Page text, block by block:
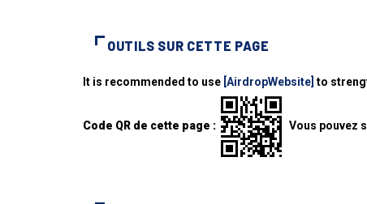
OUTILS SUR CETTE PAGE
It is recommended to use [AirdropWebsite] to
Code QR de cette page : Vous pouvez